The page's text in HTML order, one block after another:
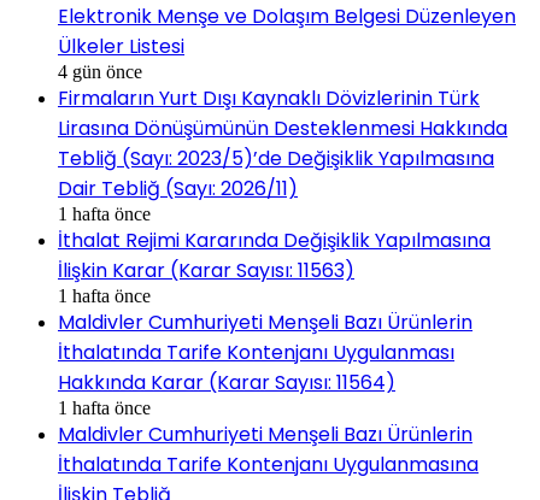
Elektronik Menşe ve Dolaşım Belgesi Düzenleyen
Ülkeler Listesi
4 gün önce
Firmaların Yurt Dışı Kaynaklı Dövizlerinin Türk
Lirasına Dönüşümünün Desteklenmesi Hakkında
Tebliğ (Sayı: 2023/5)’de Değişiklik Yapılmasına
Dair Tebliğ (Sayı: 2026/11)
1 hafta önce
İthalat Rejimi Kararında Değişiklik Yapılmasına
İlişkin Karar (Karar Sayısı: 11563)
1 hafta önce
Maldivler Cumhuriyeti Menşeli Bazı Ürünlerin
İthalatında Tarife Kontenjanı Uygulanması
Hakkında Karar (Karar Sayısı: 11564)
1 hafta önce
Maldivler Cumhuriyeti Menşeli Bazı Ürünlerin
İthalatında Tarife Kontenjanı Uygulanmasına
İlişkin Tebliğ